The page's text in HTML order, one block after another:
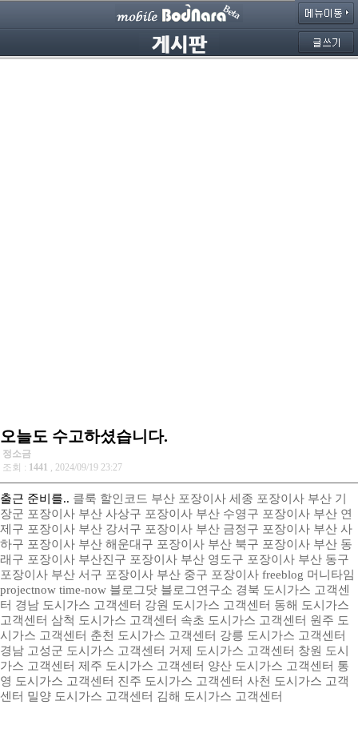
오늘도 수고하셨습니다.
정소금
조회 : 1441 , 2024/09/19 23:27
출근 준비를.. 클룩 할인코드 부산 포장이사 세종 포장이사 부산 기
장군 포장이사 부산 사상구 포장이사 부산 수영구 포장이사 부산 연
제구 포장이사 부산 강서구 포장이사 부산 금정구 포장이사 부산 사
하구 포장이사 부산 해운대구 포장이사 부산 북구 포장이사 부산 동
래구 포장이사 부산진구 포장이사 부산 영도구 포장이사 부산 동구
포장이사 부산 서구 포장이사 부산 중구 포장이사 freeblog 머니타임
projectnow time-now 블로그닷 블로그연구소 경북 도시가스 고객센
터 경남 도시가스 고객센터 강원 도시가스 고객센터 동해 도시가스
고객센터 삼척 도시가스 고객센터 속초 도시가스 고객센터 원주 도
시가스 고객센터 춘천 도시가스 고객센터 강릉 도시가스 고객센터
경남 고성군 도시가스 고객센터 거제 도시가스 고객센터 창원 도시
가스 고객센터 제주 도시가스 고객센터 양산 도시가스 고객센터 통
영 도시가스 고객센터 진주 도시가스 고객센터 사천 도시가스 고객
센터 밀양 도시가스 고객센터 김해 도시가스 고객센터